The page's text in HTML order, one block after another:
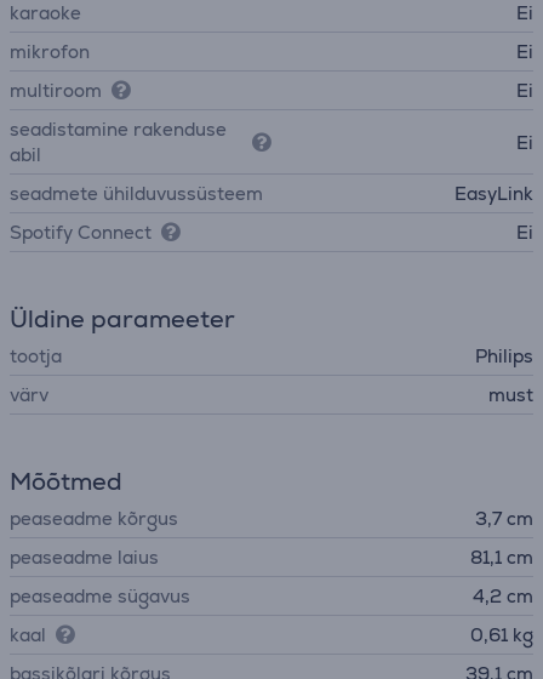
karaoke
Ei
mikrofon
Ei
multiroom
Ei
seadistamine rakenduse
abil
Ei
seadmete ühilduvussüsteem
EasyLink
Spotify Connect
Ei
Üldine parameeter
tootja
Philips
värv
must
Mõõtmed
peaseadme kõrgus
3,7 cm
peaseadme laius
81,1 cm
peaseadme sügavus
4,2 cm
kaal
0,61 kg
bassikõlari kõrgus
39,1 cm